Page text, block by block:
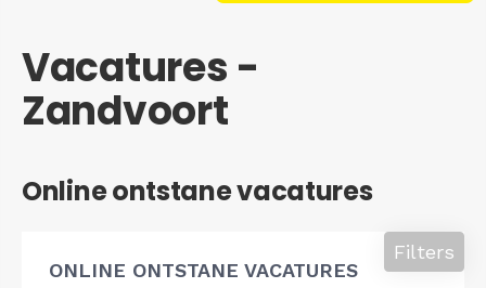
Vacatures -
Zandvoort
Online ontstane vacatures
ONLINE ONTSTANE VACATURES
Filters